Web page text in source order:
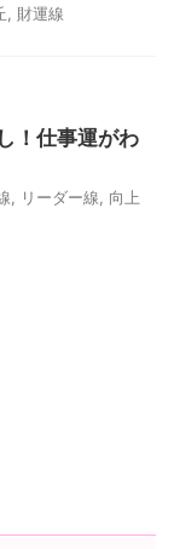
財運線
！仕事運がわ
リーダー線
向上